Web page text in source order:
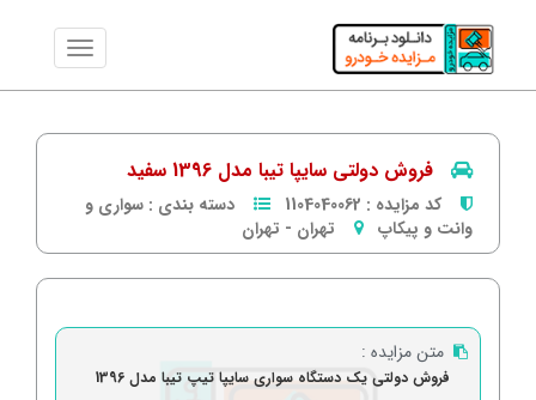
فروش دولتی سایپا تیبا مدل 1396 سفید
کد مزایده : 1104040062 دسته بندی : سواری و
وانت و پیکاپ
تهران - تهران
متن مزایده :
فروش دولتی یک دستگاه سواری سایپا تیپ تیبا مدل 1396